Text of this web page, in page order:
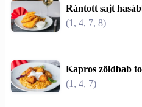
Rántott sajt
(1, 4, 7, 8)
Kapros zöldbab
(1, 4, 7)